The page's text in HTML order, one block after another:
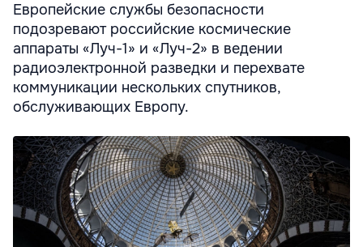
Европейские службы безопасности
подозревают российские космические
аппараты «Луч-1» и «Луч-2» в ведении
радиоэлектронной разведки и перехвате
коммуникации нескольких спутников,
обслуживающих Европу.